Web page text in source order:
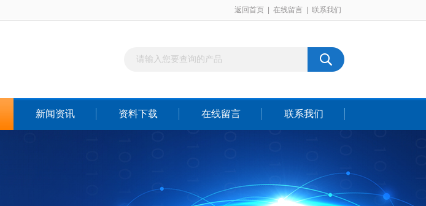
返回首页 在线留言 联系我们
新闻资讯 资料下载 在线留言 联系我们